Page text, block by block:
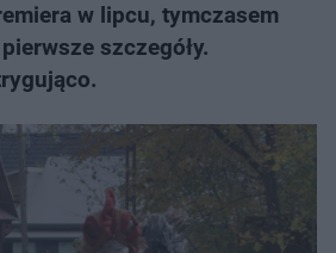
w lipcu, tymczasem
szczegóły.